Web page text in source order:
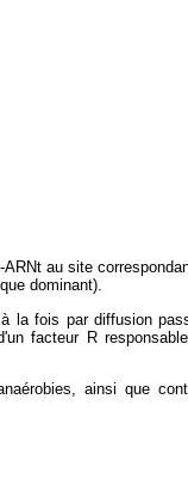
au site
dominant).
la fois par diffusion
facteur R
ainsi que